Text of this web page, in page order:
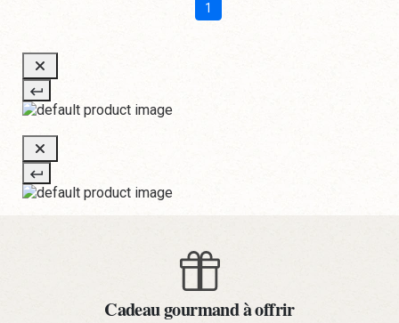
1
Cadeau gourmand à offrir